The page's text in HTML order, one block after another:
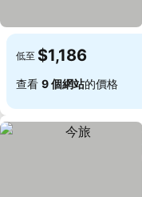
低至 $1,186
查看 9 個網站的價格